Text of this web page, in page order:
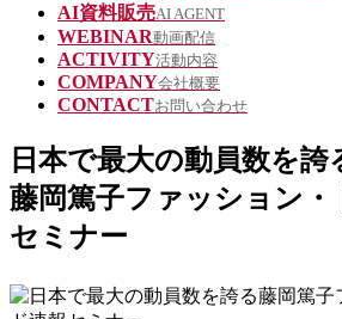
AI資料販売AI AGENT
WEBINAR動画配信
ACTIVITY活動内容
COMPANY会社概要
CONTACTお問い合わせ
日本で最大の動員数を誇
藤岡篤子ファッション・
セミナー